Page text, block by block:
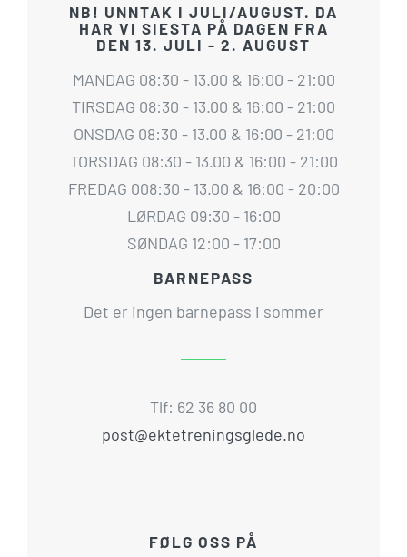
NB! UNNTAK I JULI/AUGUST. DA
HAR VI SIESTA PÅ DAGEN FRA
DEN 13. JULI - 2. AUGUST
MANDAG 08:30 - 13.00 & 16:00 - 21:00
TIRSDAG 08:30 - 13.00 & 16:00 - 21:00
ONSDAG 08:30 - 13.00 & 16:00 - 21:00
TORSDAG 08:30 - 13.00 & 16:00 - 21:00
FREDAG 008:30 - 13.00 & 16:00 - 20:00
LØRDAG 09:30 - 16:00
SØNDAG 12:00 - 17:00
BARNEPASS
Det er ingen barnepass i sommer
Tlf: 62 36 80 00
post@ektetreningsglede.no
FØLG OSS PÅ